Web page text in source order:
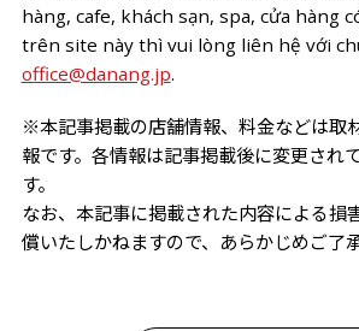
hàng, cafe, khách sạn, spa, cửa hàng
trên site này thì vui lòng liên hệ với
office@danang.jp.
※本記事掲載の店舗情報、料金などは取
報です。各情報は記事掲載後に変更され
す。
なお、本記事に掲載された内容による損
償いたしかねますので、あらかじめご了